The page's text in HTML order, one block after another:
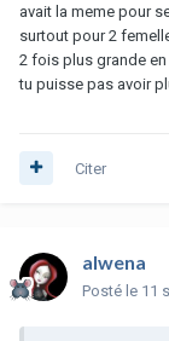
avait la meme pour
surtout pour 2
2 fois plus grande
tu puisse pas avoir
Citer
alwena
Posté le 11